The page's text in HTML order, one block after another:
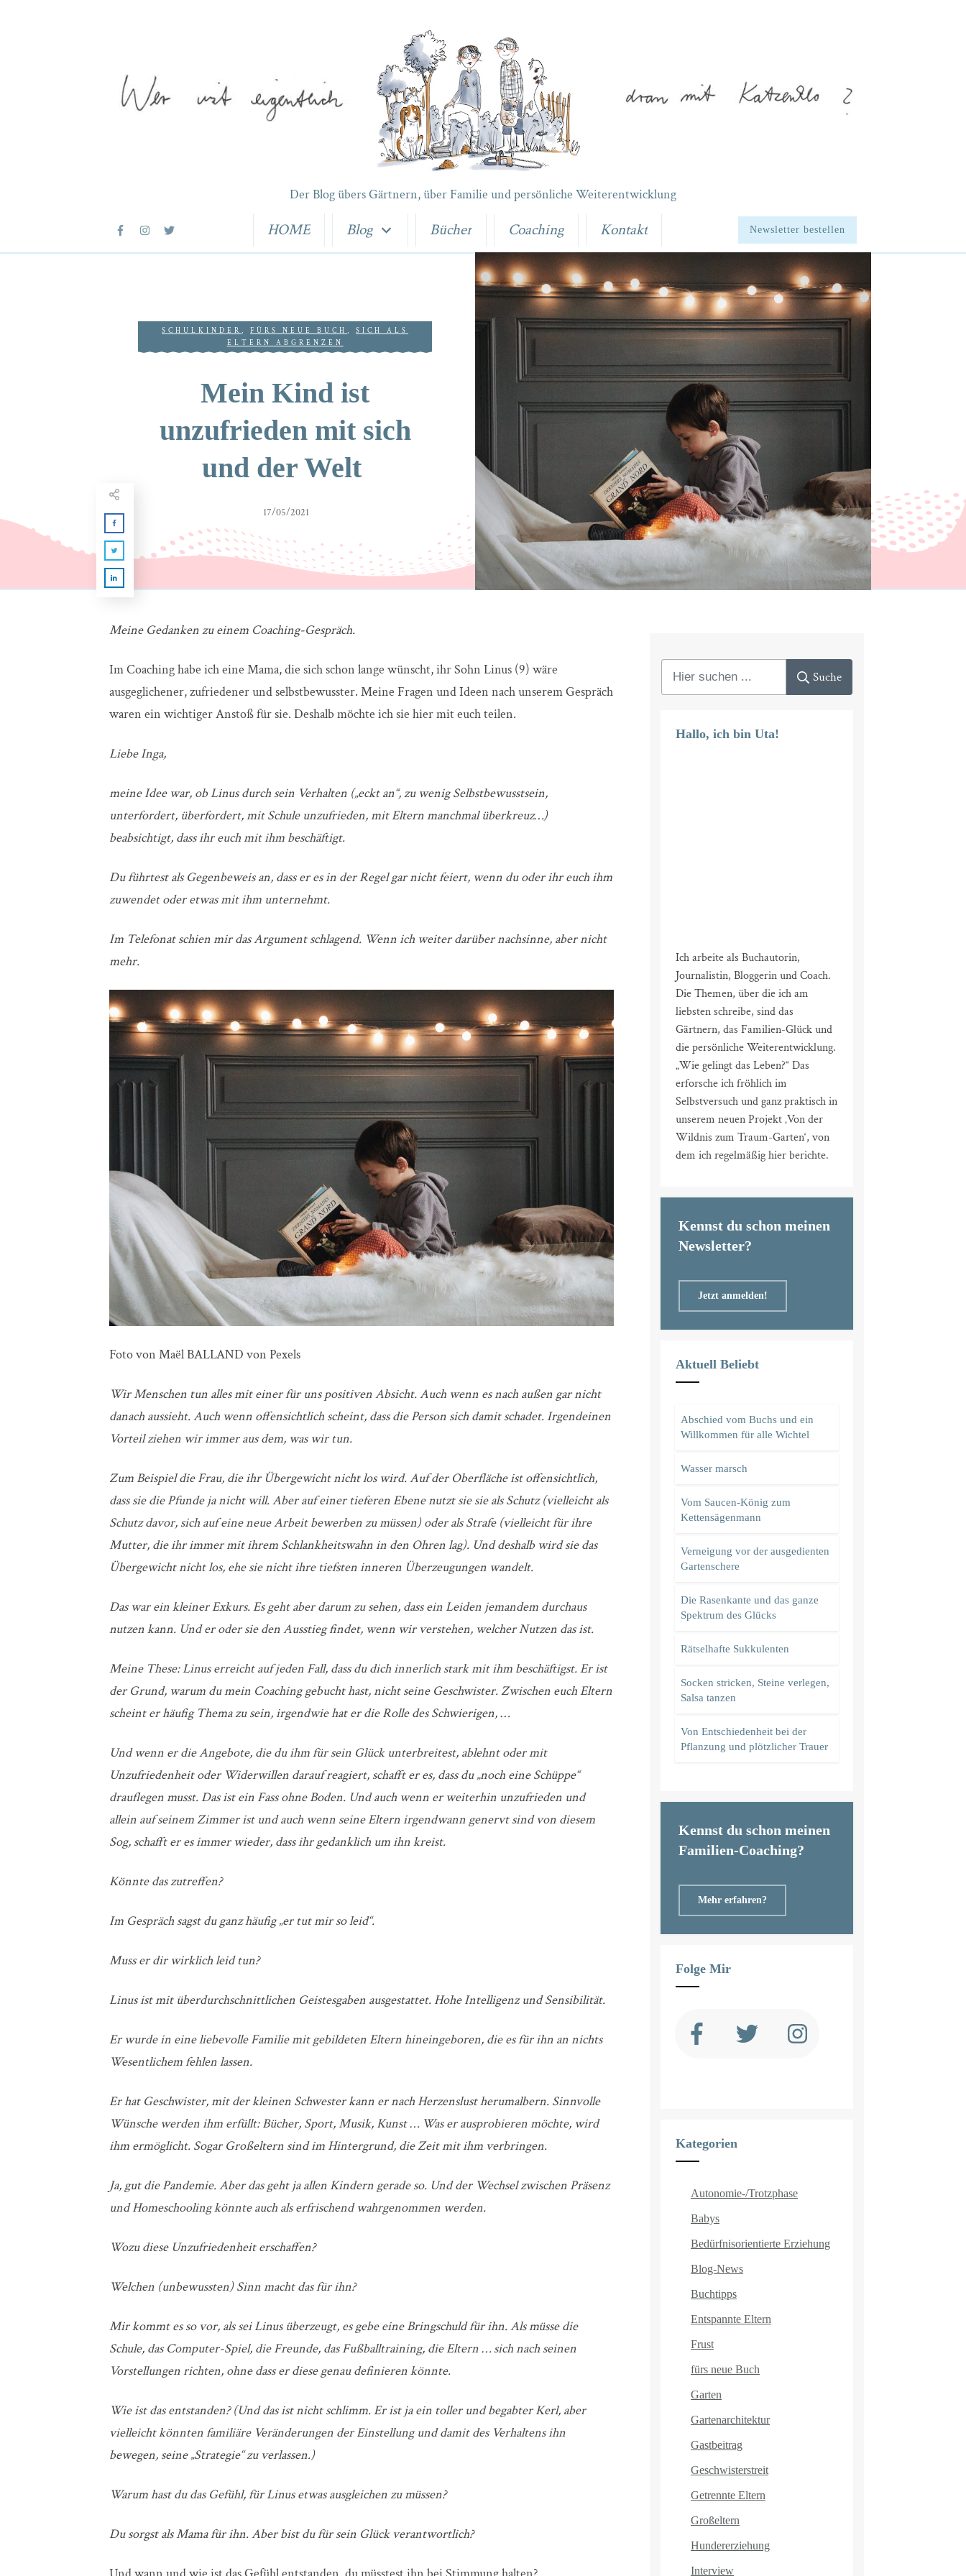
Der Blog übers Gärtnern, über Familie und persönliche Weiterentwicklung
HOME Blog Bücher Coaching Kontakt Newsletter bestellen
SCHULKINDER ,FÜRS NEUE BUCH ,SICH ALS
ELTERN ABGRENZEN
Mein Kind ist
unzufrieden mit sich
und der Welt
17/05/2021
Meine Gedanken zu einem Coaching-Gespräch.
Im Coaching habe ich eine Mama, die sich schon lange wünscht, ihr Sohn Linus (9) wäre
ausgeglichener, zufriedener und selbstbewusster. Meine Fragen und Ideen nach unserem Gespräch
waren ein wichtiger Anstoß für sie. Deshalb möchte ich sie hier mit euch teilen.
Liebe Inga,
meine Idee war, ob Linus durch sein Verhalten („eckt an“, zu wenig Selbstbewusstsein,
unterfordert, überfordert, mit Schule unzufrieden, mit Eltern manchmal überkreuz…)
beabsichtigt, dass ihr euch mit ihm beschäftigt.
Du führtest als Gegenbeweis an, dass er es in der Regel gar nicht feiert, wenn du oder ihr euch ihm
zuwendet oder etwas mit ihm unternehmt.
Im Telefonat schien mir das Argument schlagend. Wenn ich weiter darüber nachsinne, aber nicht
mehr.
Foto von Maël BALLAND von Pexels
Wir Menschen tun alles mit einer für uns positiven Absicht. Auch wenn es nach außen gar nicht
danach aussieht. Auch wenn offensichtlich scheint, dass die Person sich damit schadet. Irgendeinen
Vorteil ziehen wir immer aus dem, was wir tun.
Zum Beispiel die Frau, die ihr Übergewicht nicht los wird. Auf der Oberfläche ist offensichtlich,
dass sie die Pfunde ja nicht will. Aber auf einer tieferen Ebene nutzt sie sie als Schutz (vielleicht als
Schutz davor, sich auf eine neue Arbeit bewerben zu müssen) oder als Strafe (vielleicht für ihre
Mutter, die ihr immer mit ihrem Schlankheitswahn in den Ohren lag). Und deshalb wird sie das
Übergewicht nicht los, ehe sie nicht ihre tiefsten inneren Überzeugungen wandelt.
Das war ein kleiner Exkurs. Es geht aber darum zu sehen, dass ein Leiden jemandem durchaus
nutzen kann. Und er oder sie den Ausstieg findet, wenn wir verstehen, welcher Nutzen das ist.
Meine These: Linus erreicht auf jeden Fall, dass du dich innerlich stark mit ihm beschäftigst. Er ist
der Grund, warum du mein Coaching gebucht hast, nicht seine Geschwister. Zwischen euch Eltern
scheint er häufig Thema zu sein, irgendwie hat er die Rolle des Schwierigen, …
Und wenn er die Angebote, die du ihm für sein Glück unterbreitest, ablehnt oder mit
Unzufriedenheit oder Widerwillen darauf reagiert, schafft er es, dass du „noch eine Schüppe“
drauflegen musst. Das ist ein Fass ohne Boden. Und auch wenn er weiterhin unzufrieden und
allein auf seinem Zimmer ist und auch wenn seine Eltern irgendwann genervt sind von diesem
Sog, schafft er es immer wieder, dass ihr gedanklich um ihn kreist.
Könnte das zutreffen?
Im Gespräch sagst du ganz häufig „er tut mir so leid“.
Muss er dir wirklich leid tun?
Linus ist mit überdurchschnittlichen Geistesgaben ausgestattet. Hohe Intelligenz und Sensibilität.
Er wurde in eine liebevolle Familie mit gebildeten Eltern hineingeboren, die es für ihn an nichts
Wesentlichem fehlen lassen.
Er hat Geschwister, mit der kleinen Schwester kann er nach Herzenslust herumalbern. Sinnvolle
Wünsche werden ihm erfüllt: Bücher, Sport, Musik, Kunst … Was er ausprobieren möchte, wird
ihm ermöglicht. Sogar Großeltern sind im Hintergrund, die Zeit mit ihm verbringen.
Ja, gut die Pandemie. Aber das geht ja allen Kindern gerade so. Und der Wechsel zwischen Präsenz
und Homeschooling könnte auch als erfrischend wahrgenommen werden.
Wozu diese Unzufriedenheit erschaffen?
Welchen (unbewussten) Sinn macht das für ihn?
Mir kommt es so vor, als sei Linus überzeugt, es gebe eine Bringschuld für ihn. Als müsse die
Schule, das Computer-Spiel, die Freunde, dasFußballtraining, die Eltern … sich nach seinen
Vorstellungen richten, ohne dass er diese genau definieren könnte.
Wie ist das entstanden? (Und das ist nicht schlimm. Er ist ja ein toller und begabter Kerl, aber
vielleicht könnten familiäre Veränderungen der Einstellung und damit des Verhaltens ihn
bewegen, seine „Strategie“ zu verlassen.)
Warum hast du das Gefühl, für Linus etwas ausgleichen zu müssen?
Du sorgst als Mama für ihn. Aber bist du für sein Glück verantwortlich?
Suche
Hallo, ich bin Uta!
Ich arbeite als Buchautorin,
Journalistin, Bloggerin und Coach.
Die Themen, über die ich am
liebsten schreibe, sind das
Gärtnern, das Familien-Glück und
die persönliche Weiterentwicklung.
„Wie gelingt das Leben?“ Das
erforsche ich fröhlich im
Selbstversuch und ganz praktisch in
unserem neuen Projekt ‚Von der
Wildnis zum Traum-Garten‘, von
dem ich regelmäßig hier berichte.
Kennst du schon meinen
Newsletter?
Jetzt anmelden!
Aktuell Beliebt
Abschied vom Buchs und ein
Willkommen für alle Wichtel
Wasser marsch
Vom Saucen-König zum
Kettensägenmann
Verneigung vor der ausgedienten
Gartenschere
Die Rasenkante und das ganze
Spektrum des Glücks
Rätselhafte Sukkulenten
Socken stricken, Steine verlegen,
Salsa tanzen
Von Entschiedenheit bei der
Pflanzung und plötzlicher Trauer
Kennst du schon meinen
Familien-Coaching?
Mehr erfahren?
Folge Mir
Kategorien
Autonomie-/Trotzphase
Babys
Bedürfnisorientierte Erziehung
Blog-News
Buchtipps
Entspannte Eltern
Frust
fürs neue Buch
Garten
Gartenarchitektur
Gastbeitrag
Geschwisterstreit
Getrennte Eltern
Großeltern
Hundererziehung
Interview